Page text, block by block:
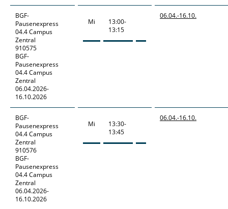
BGF-
Pausenexpress
04.4 Campus
Zentral
910575
BGF-
Pausenexpress
04.4 Campus
Zentral
06.04.2026-
16.10.2026
Mi
13:00-
13:15
06.04.-16.10.
BGF-
Pausenexpress
04.4 Campus
Zentral
910576
BGF-
Pausenexpress
04.4 Campus
Zentral
06.04.2026-
16.10.2026
Mi
13:30-
13:45
06.04.-16.10.